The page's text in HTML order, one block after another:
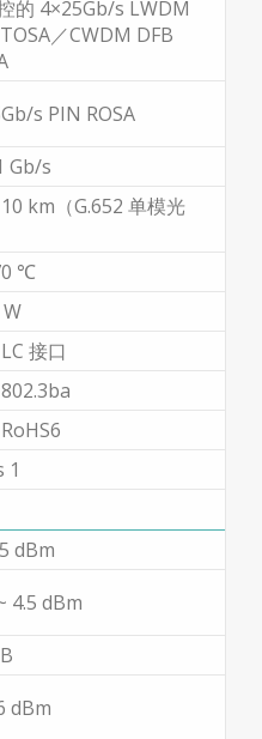
的 4×25Gb/s LWDM
／CWDM DFB
s PIN ROSA
Gb/s
km（G.652 单模光
℃
接口
1
dBm
4.5 dBm
dBm